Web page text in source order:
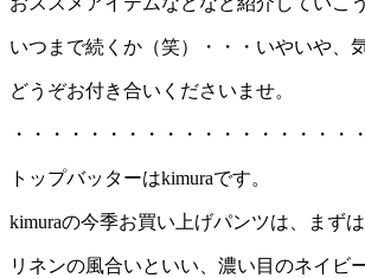
いつまで続くか（笑）・・・いやいや、
どうぞお付き合いくださいませ。
・・・・・・・・・・・・・・・・・・
トップバッターはkimuraです。
kimuraの今季お買い上げパンツは、まず
リネンの風合いといい、濃い目のネイビ